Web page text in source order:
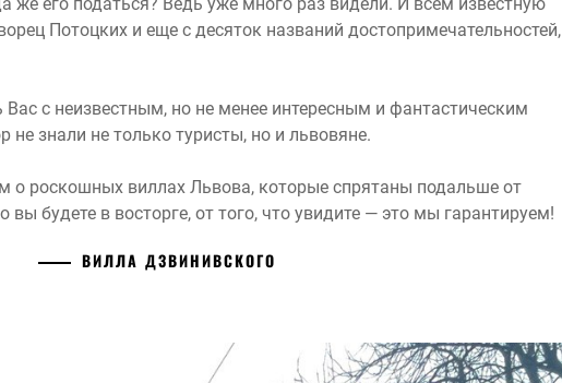
Потоцких и еще с десяток названий достопримечательностей,
с неизвестным, но не менее интересным и фантастическим
знали не только туристы, но и львовяне.
о роскошных виллах Львова, которые спрятаны подальше от
вы будете в восторге, от того, что увидите — это мы гарантируем!
ВИЛЛА ДЗВИНИВСКОГО